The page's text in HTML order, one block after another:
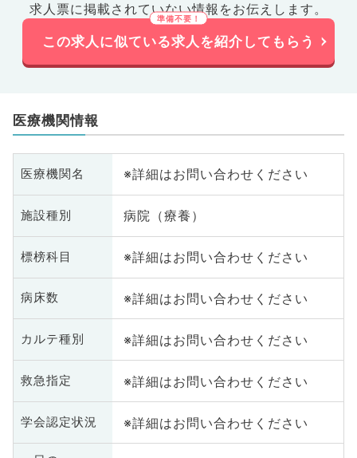
求人票に掲載されていない情報をお伝えします。
この求人に似ている求人を紹介してもらう
医療機関情報
医療機関名 ※詳細はお問い合わせください
施設種別 病院（療養）
標榜科目 ※詳細はお問い合わせください
病床数 ※詳細はお問い合わせください
カルテ種別 ※詳細はお問い合わせください
救急指定 ※詳細はお問い合わせください
学会認定状況 ※詳細はお問い合わせください